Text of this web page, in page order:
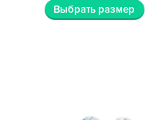
Выбрать размер